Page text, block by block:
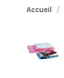
Accueil